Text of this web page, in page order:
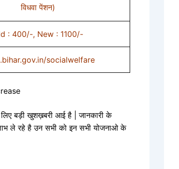
विधवा पेंशन)
: 400/-, New : 1100/-
socialwelfare
बड़ी खुशख़बरी आई है | जानकारी के
ले रहे है उन सभी को इन सभी योजनाओ के